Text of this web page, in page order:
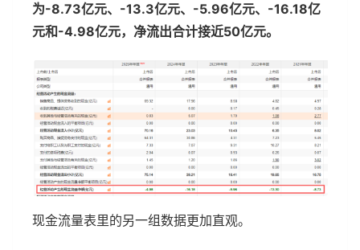
为-8.73亿元、-13.3亿元、-5.96亿元、-16.18亿
元和-4.98亿元，净流出合计接近50亿元。
现金流量表里的另一组数据更加直观。